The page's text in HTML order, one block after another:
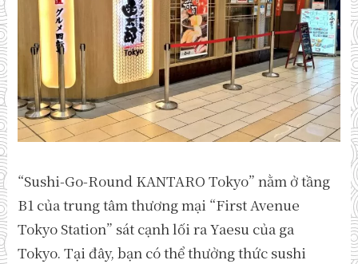
“Sushi-Go-Round KANTARO Tokyo” nằm ở tầng
B1 của trung tâm thương mại “First Avenue
Tokyo Station” sát cạnh lối ra Yaesu của ga
Tokyo. Tại đây, bạn có thể thưởng thức sushi